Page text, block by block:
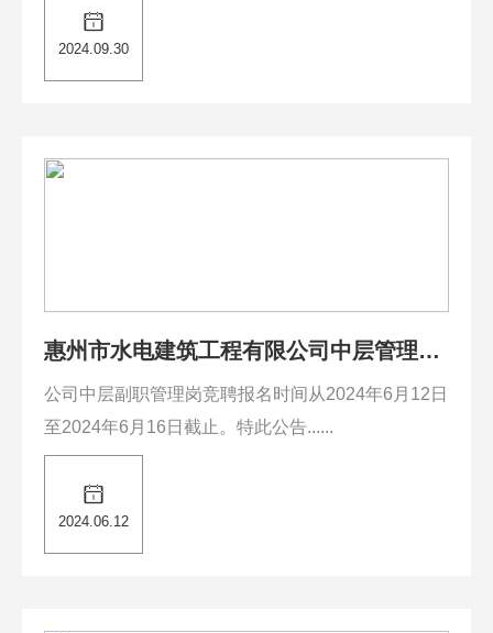
2024.09.30
惠州市水电建筑工程有限公司中层管理岗
全员竞聘上岗补充公告（2）
公司中层副职管理岗竞聘报名时间从2024年6月12日
至2024年6月16日截止。特此公告......
2024.06.12